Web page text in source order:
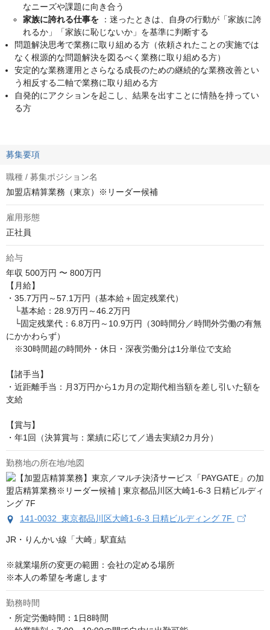
なニーズや課題に向き合う
家族に誇れる仕事を ：迷ったときは、自身の行動が「家族に誇
れるか」「家族に恥じないか」を基準に判断する
問題解決思考で業務に取り組める方（依頼されたことの実施では
なく根源的な問題解決を図るべく業務に取り組める方）
安定的な業務運用とさらなる成長のための継続的な業務改善とい
う相反する二軸で業務に取り組める方
自発的にアクションを起こし、結果を出すことに情熱を持ってい
る方
募集要項
職種 / 募集ポジション名
加盟店精算業務（東京）※リーダー候補
雇用形態
正社員
給与
年収 500万円 〜 800万円
【月給】
・35.7万円～57.1万円（基本給＋固定残業代）
└基本給：28.9万円～46.2万円
└固定残業代：6.8万円～10.9万円（30時間分／時間外労働の有無
にかかわらず）
※30時間超の時間外・休日・深夜労働分は1分単位で支給
【諸手当】
・近距離手当：月3万円から1カ月の定期代相当額を差し引いた額を
支給
【賞与】
・年1回（決算賞与：業績に応じて／過去実績2カ月分）
勤務地の所在地/地図
141-0032 東京都品川区大崎1-6-3 日精ビルディング 7F
JR・りんかい線「大崎」駅直結
※就業場所の変更の範囲：会社の定める場所
※本人の希望を考慮します
勤務時間
・所定労働時間：1日8時間